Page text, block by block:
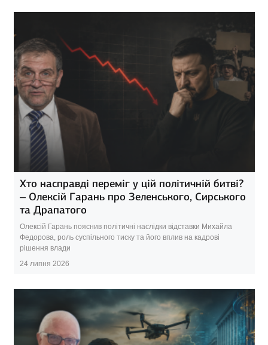
Хто насправді переміг у цій політичній битві?
– Олексій Гарань про Зеленського, Сирського
та Драпатого
Олексій Гарань пояснив політичні наслідки відставки Михайла
Федорова, роль суспільного тиску та його вплив на кадрові
рішення влади
24 липня 2026